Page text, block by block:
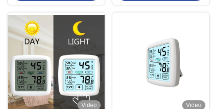
Video Video